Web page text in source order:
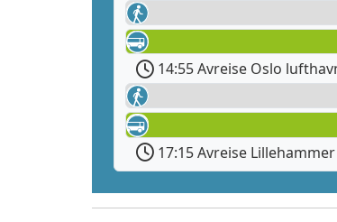
14:55 Avreise Oslo
17:15 Avreise